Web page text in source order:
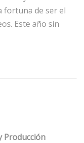
fortuna de ser el
Este año sin
Producción